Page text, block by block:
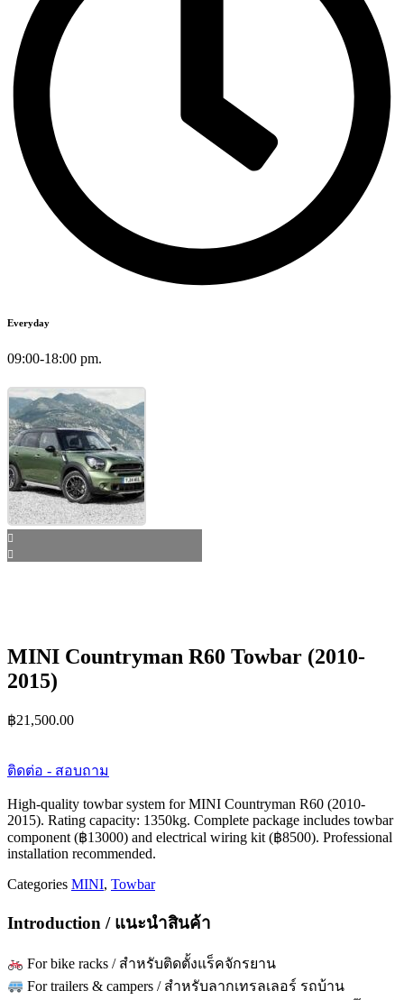
Everyday
09:00-18:00 pm.
MINI Countryman R60 Towbar (2010-
2015)
฿21,500.00
ติดต่อ - สอบถาม
High-quality towbar system for MINI Countryman R60 (2010-
2015). Rating capacity: 1350kg. Complete package includes towbar
component (฿13000) and electrical wiring kit (฿8500). Professional
installation recommended.
Categories MINI, Towbar
Introduction / แนะนำสินค้า
For bike racks / สำหรับติดตั้งแร็คจักรยาน
For trailers & campers / สำหรับลากเทรลเลอร์ รถบ้าน